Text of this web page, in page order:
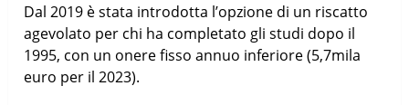
Dal 2019 è stata introdotta l’opzione di un riscatto
agevolato per chi ha completato gli studi dopo il
1995, con un onere fisso annuo inferiore (5,7mila
euro per il 2023).